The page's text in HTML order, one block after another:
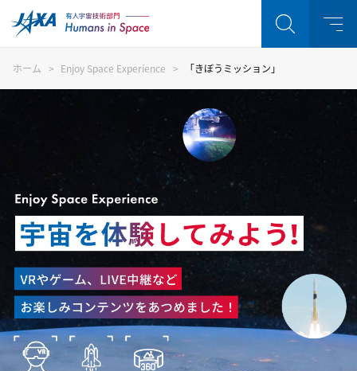
ホーム Enjoy Space Experience 「きぼうミッション」
Enjoy Space Experience 「き
注目キーワード